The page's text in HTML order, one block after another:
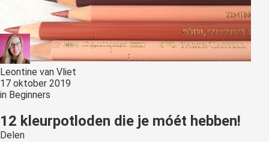
Leontine van Vliet
17 oktober 2019
in Beginners
12 kleurpotloden die je móét hebben!
Delen